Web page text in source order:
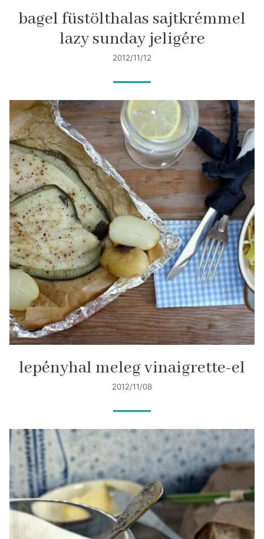
bagel füstölthalas sajtkrémmel
lazy sunday jeligére
2012/11/12
lepényhal meleg vinaigrette-el
2012/11/08